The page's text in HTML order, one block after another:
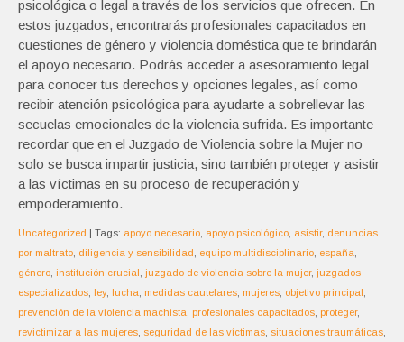
psicológica o legal a través de los servicios que ofrecen. En
estos juzgados, encontrarás profesionales capacitados en
cuestiones de género y violencia doméstica que te brindarán
el apoyo necesario. Podrás acceder a asesoramiento legal
para conocer tus derechos y opciones legales, así como
recibir atención psicológica para ayudarte a sobrellevar las
secuelas emocionales de la violencia sufrida. Es importante
recordar que en el Juzgado de Violencia sobre la Mujer no
solo se busca impartir justicia, sino también proteger y asistir
a las víctimas en su proceso de recuperación y
empoderamiento.
Uncategorized | Tags: apoyo necesario apoyo psicológico asistir, denuncias
por maltrato diligencia y sensibilidad equipo multidisciplinario españa
género institución crucial juzgado de violencia sobre la mujer, juzgados
especializados ley, lucha medidas cautelares mujeres objetivo principal
prevención de la violencia machista
profesionales capacitados proteger,
revictimizar a las mujeres seguridad de las víctimas situaciones traumáticas